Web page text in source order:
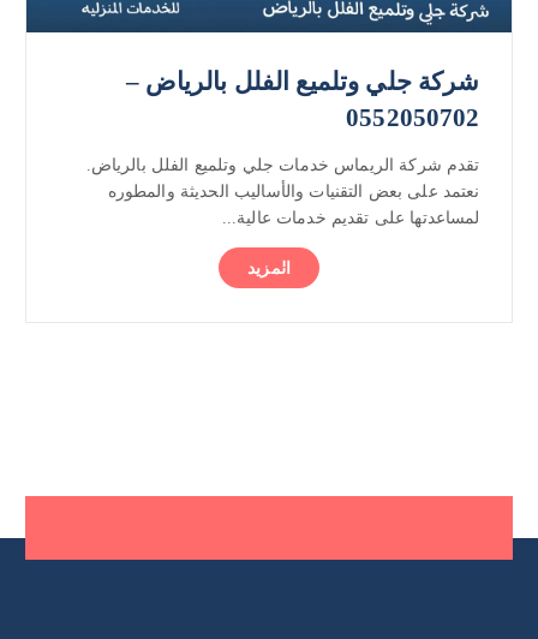
شركة جلي وتلميع الفلل بالرياض –
0552050702
تقدم شركة الريماس خدمات جلي وتلميع الفلل بالرياض.
نعتمد على بعض التقنيات والأساليب الحديثة والمطوره
لمساعدتها على تقديم خدمات عالية...
المزيد